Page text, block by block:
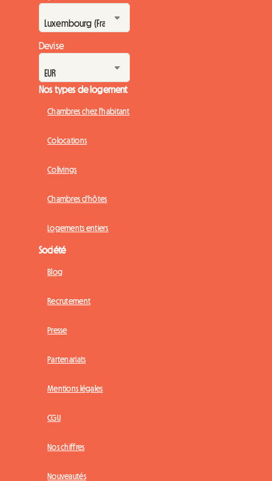
Devise
Nos types de logement
Chambres chez l'habitant
Colocations
Colivings
Chambres d'hôtes
Logements entiers
Société
Blog
Recrutement
Presse
Partenariats
Mentions légales
CGU
Nos chiffres
Nouveautés